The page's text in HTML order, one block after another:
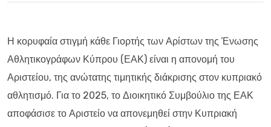
Η κορυφαία στιγμή κάθε Γιορτής των Αρίστων της Ένωσης
Αθλητικογράφων Κύπρου (ΕΑΚ) είναι η απονομή του
Αριστείου, της ανώτατης τιμητικής διάκρισης στον κυπριακό
αθλητισμό. Για το 2025, το Διοικητικό Συμβούλιο της ΕΑΚ
αποφάσισε το Αριστείο να απονεμηθεί στην Κυπριακή